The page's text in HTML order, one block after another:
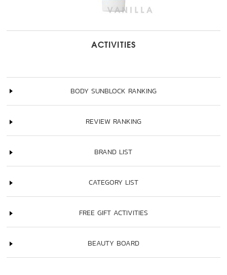
ACTIVITIES
BODY SUNBLOCK RANKING
REVIEW RANKING
BRAND LIST
CATEGORY LIST
FREE GIFT ACTIVITIES
BEAUTY BOARD